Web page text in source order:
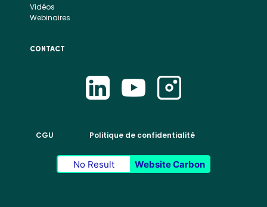
Vidéos
Webinaires
CONTACT
CGU Politique de confidentialité
No Result Website Carbon